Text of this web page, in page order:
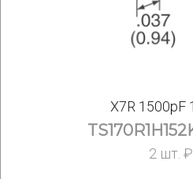
X7R 1500pF
2 шт.